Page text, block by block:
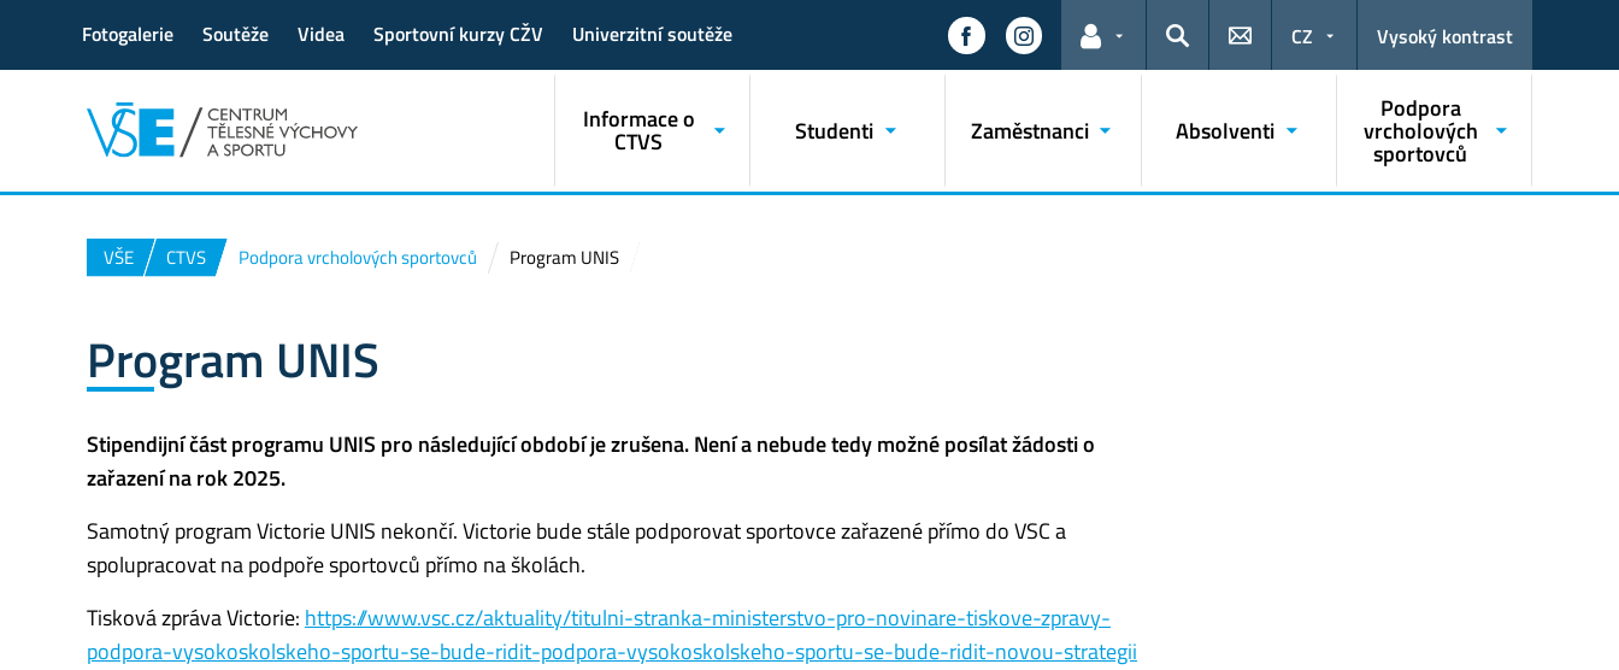
Fotogalerie Soutěže Videa Sportovní kurzy CŽV Univerzitní soutěže
Odkazy pro uživatele
Hledat
CZ Vysoký kontrast
Informace o
CTVS Studenti Zaměstnanci Absolventi
Podpora
vrcholových
sportovců
VŠE CTVS Podpora vrcholových sportovců Program UNIS
Program UNIS
Stipendijní část programu UNIS pro následující období je zrušena. Není a nebude tedy možné posílat žádosti o
zařazení na rok 2025.
Samotný program Victorie UNIS nekončí. Victorie bude stále podporovat sportovce zařazené přímo do VSC a
spolupracovat na podpoře sportovců přímo na školách.
Tisková zpráva Victorie: https://www.vsc.cz/aktuality/titulni-stranka-ministerstvo-pro-novinare-tiskove-zpravy-
podpora-vysokoskolskeho-sportu-se-bude-ridit-podpora-vysokoskolskeho-sportu-se-bude-ridit-novou-strategii